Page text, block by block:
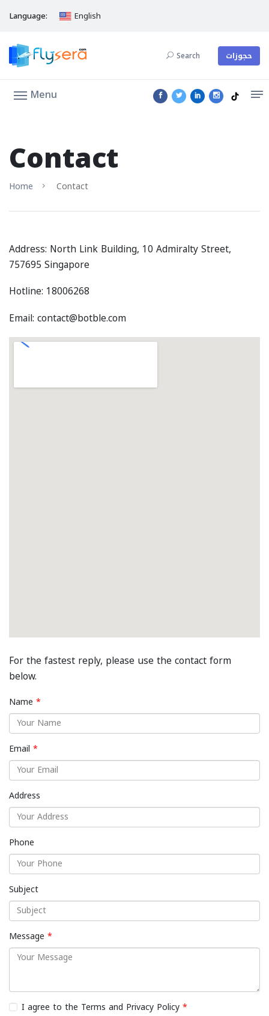
Language: English
Search حجوزات
Menu
Contact
Home Contact
Address: North Link Building, 10 Admiralty Street,
757695 Singapore
Hotline: 18006268
Email: contact@botble.com
For the fastest reply, please use the contact form
below.
Name
Email
Address
Phone
Subject
Message
I agree to the Terms and Privacy Policy